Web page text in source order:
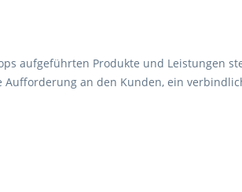
aufgeführten Produkte und Leistungen
an den Kunden, ein